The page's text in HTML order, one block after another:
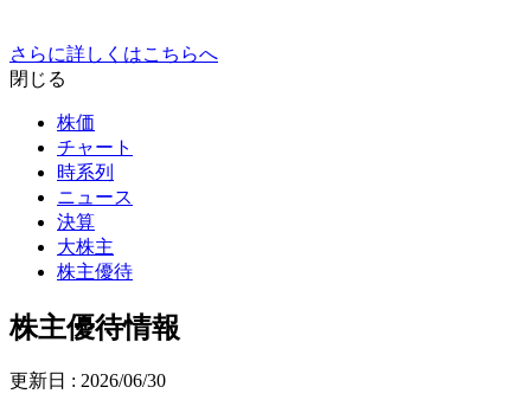
さらに詳しくはこちらへ
閉じる
株価
チャート
時系列
ニュース
決算
大株主
株主優待
株主優待情報
更新日 : 2026/06/30